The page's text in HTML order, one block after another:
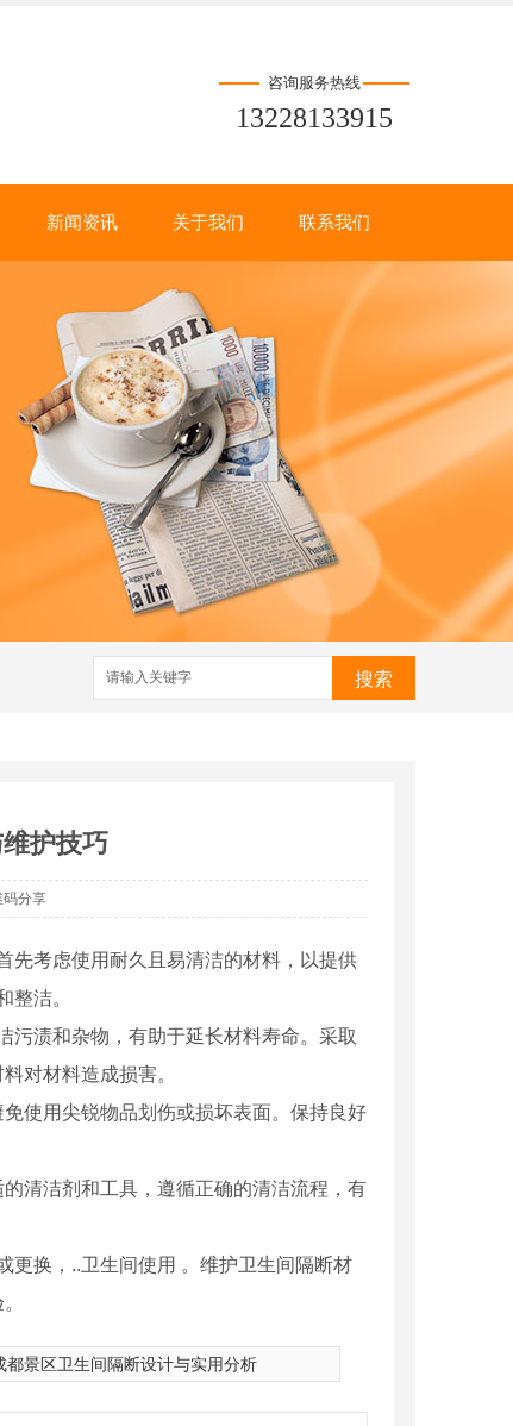
咨询服务热线
13228133915
新闻资讯 关于我们 联系我们
搜索
护技巧
码分享
先考虑使用耐久且易清洁的材料，以提供
整洁。
污渍和杂物，有助于延长材料寿命。采取
对材料造成损害。
使用尖锐物品划伤或损坏表面。保持良好
清洁剂和工具，遵循正确的清洁流程，有
更换，..卫生间使用 。维护卫生间隔断材
都景区卫生间隔断设计与实用分析